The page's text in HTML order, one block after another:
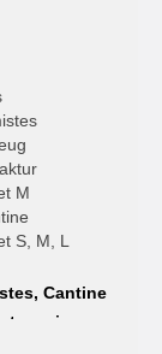
Cantine